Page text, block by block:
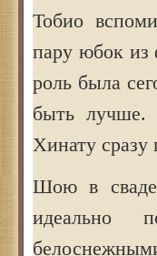
Тобио
пару юбок из
роль была
быть лучше.
Хинату
Шою в
идеально